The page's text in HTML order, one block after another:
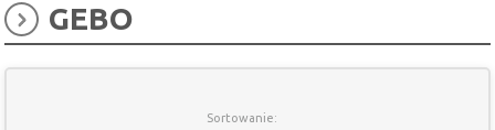
GEBO
Sortowanie: